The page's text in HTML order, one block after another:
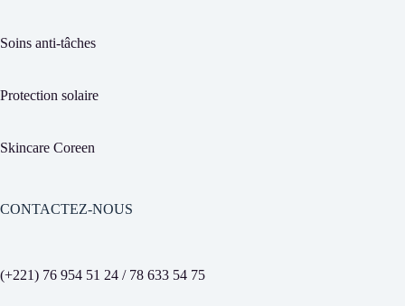
Soins anti-tâches
Protection solaire
Skincare Coreen
CONTACTEZ-NOUS
(+221) 76 954 51 24 / 78 633 54 75